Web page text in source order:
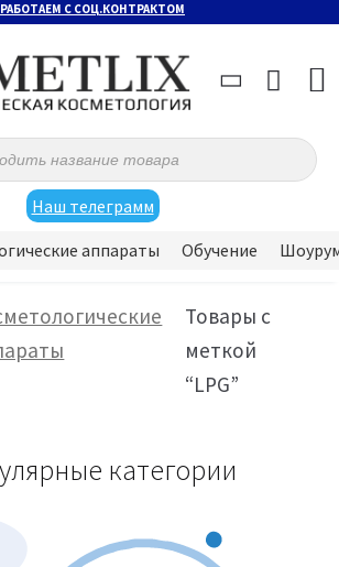
РАБОТАЕМ С СОЦ.КОНТРАКТОМ
Наш телеграмм
аппараты Обучение
Товары с
меткой
“LPG”
категории